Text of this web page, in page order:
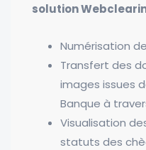
solution
Numérisation
Transfert des
images issues
Banque à
Visualisation
statuts des